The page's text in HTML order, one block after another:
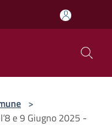
>
e 9 Giugno 2025 -